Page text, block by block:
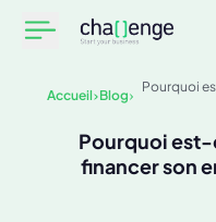
Accueil Blog
Pourquoi
Pourquoi
financer son